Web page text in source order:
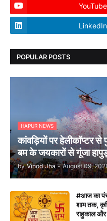
YouTube
LinkedIn
POPULAR POSTS
HAPUR NEWS
कांवड़ियों पर हेलीकॉप्टर से
बम के जयकारों से गूंजा
by Vinod Jha - August 09,
#आज का
शाम तक,
राहुकाल